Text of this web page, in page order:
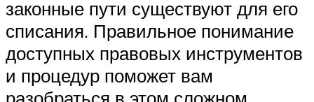
законные пути существуют для его
списания. Правильное понимание
доступных правовых инструментов
и процедур поможет вам